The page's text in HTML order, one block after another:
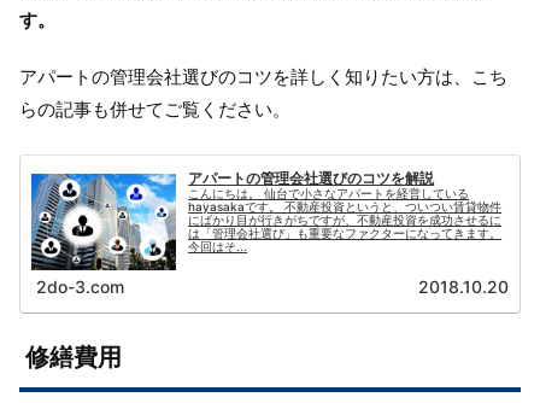
す。
アパートの管理会社選びのコツを詳しく知りたい方は、こち
らの記事も併せてご覧ください。
アパートの管理会社選びのコツを解説
こんにちは。 仙台で小さなアパートを経営している
hayasakaです。 不動産投資というと、ついつい賃貸物件
にばかり目が行きがちですが、不動産投資を成功させるに
は「管理会社選び」も重要なファクターになってきます。
今回はそ...
2do-3.com 2018.10.20
修繕費用